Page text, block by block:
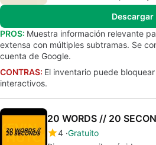
Descargar
PROS: Muestra información relevante
extensa con múltiples subtramas. Se
cuenta de Google.
CONTRAS: El inventario puede
interactivos.
20 WORDS // 20
4 Gratuito